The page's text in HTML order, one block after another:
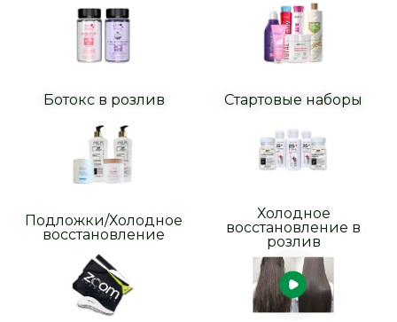
Ботокс в розлив Стартовые наборы
Подложки/Холодное
восстановление
Холодное
восстановление в
розлив